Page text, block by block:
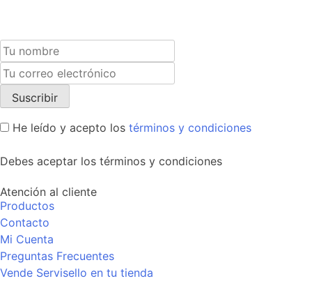
He leído y acepto los términos y condiciones
Debes aceptar los términos y condiciones
Atención al cliente
Productos
Contacto
Mi Cuenta
Preguntas Frecuentes
Vende Servisello en tu tienda